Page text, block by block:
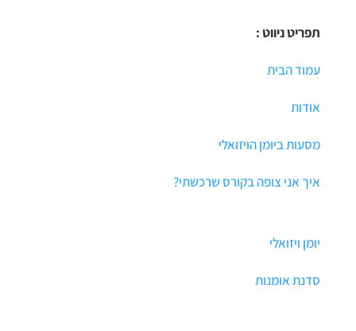
תפריט ניווט :
עמוד הבית
אודות
מסעות ביומן הויזואלי
איך אני צופה בקורס שרכשתי?
יומן ויזואלי
סדנת אומנות